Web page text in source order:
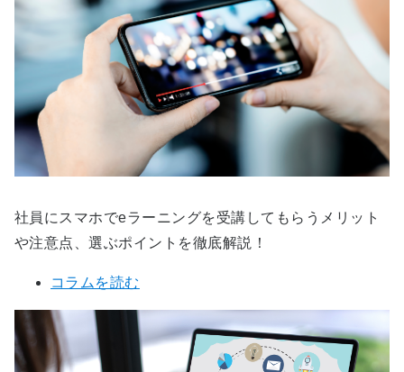
社員にスマホでeラーニングを受講してもらうメリット
や注意点、選ぶポイントを徹底解説！
コラムを読む